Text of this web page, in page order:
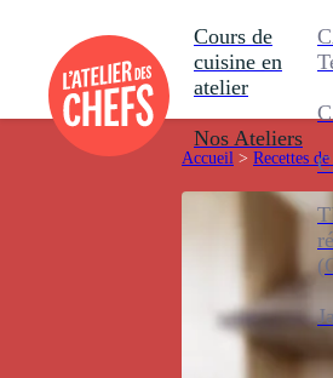
Cours de
cuisine en
atelier
Nos Ateliers
Accueil > Recettes